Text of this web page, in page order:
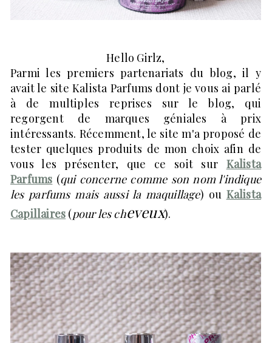
Hello Girlz,
Parmi les premiers partenariats du blog, il y
avait le site Kalista Parfums dont je vous ai parlé
à de multiples reprises sur le blog, qui
regorgent de marques géniales à prix
intéressants. Récemment, le site m'a proposé de
tester quelques produits de mon choix afin de
vous les présenter, que ce soit sur Kalista
Parfums (qui concerne comme son nom l'indique
les parfums mais aussi la maquillage) ou Kalista
Capillaires (pour les cheveux).